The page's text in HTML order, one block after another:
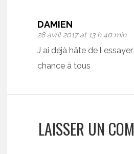
DAMIEN
28 avril 2017 at 13 h 40 min
J ai déjà hâte de l
chance à tous
LAISSER UN